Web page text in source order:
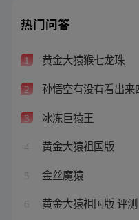
热门问答
1 黄金大猿猴七龙珠
2 孙悟空有没有看出来
3 冰冻巨猿王
4 黄金大猿祖国版
5 金丝魔猿
6 黄金大猿祖国版 评测